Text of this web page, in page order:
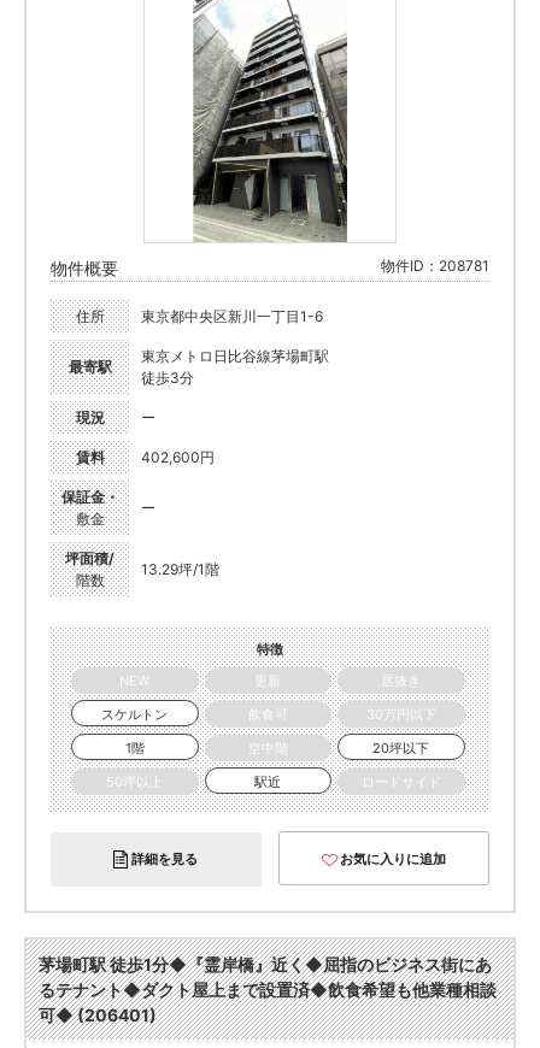
物件概要 物件ID：208781
住所 東京都中央区新川一丁目1-6
最寄駅
東京メトロ日比谷線茅場町駅
徒歩3分
現況 ー
賃料 402,600円
保証金・
敷金
ー
坪面積/
階数
13.29坪/1階
特徴
NEW
更新
居抜き
スケルトン
飲食可
30万円以下
1階
空中階
20坪以下
50坪以上
駅近 ロードサイド
詳細を見る お気に入りに追加
茅場町駅 徒歩1分◆『霊岸橋』近く◆屈指のビジネス街にあ
るテナント◆ダクト屋上まで設置済◆飲食希望も他業種相談
可◆ (206401)